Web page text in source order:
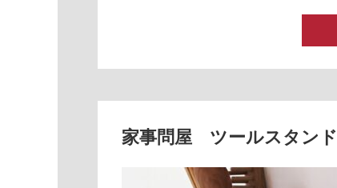
家事問屋 ツールスタンド